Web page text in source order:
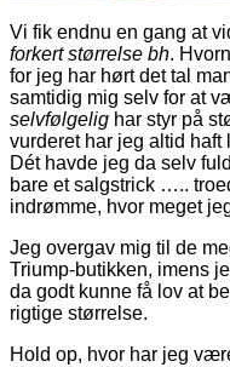
Vi fik endnu en gang at
forkert størrelse bh.
for jeg har hørt det tal
samtidig mig selv for at
selvfølgelig har styr på
vurderet har jeg altid haft
Dét havde jeg da selv
bare et salgstrick …..
indrømme, hvor meget
Jeg overgav mig til de
Triump-butikken, imens
da godt kunne få lov at
rigtige størrelse.
Hold op, hvor har jeg